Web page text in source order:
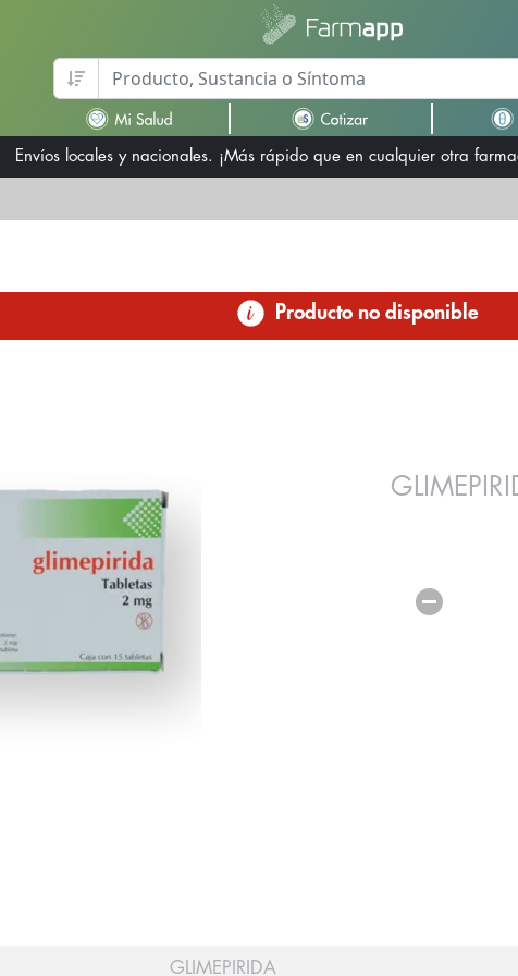
Envíos locales y nacionales. ¡Más rápido que en cualquier otra
Producto no disponible
GLIMEPIRIDA